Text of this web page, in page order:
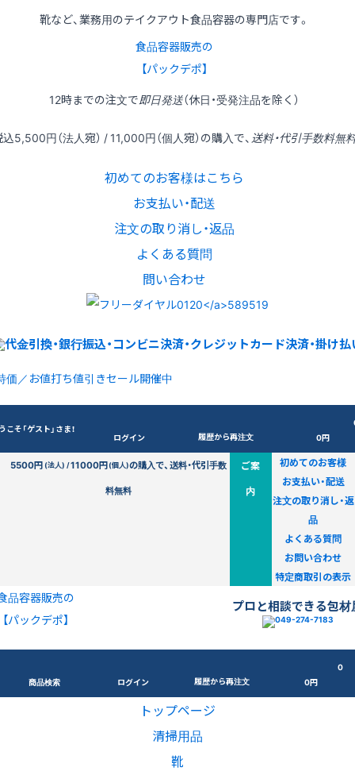
靴など、業務用のテイクアウト食品容器の専門店です。
食品容器販売の
【パックデポ】
12時までの注文で即日発送（休日・受発注品を除く）
込5,500円（法人宛） / 11,000円（個人宛）の購入で、 送料・代引手数料無
初めてのお客様はこちら
お支払い・配送
注文の取り消し・返品
よくある質問
問い合わせ
価／お値打ち値引きセール開催中
こそ「ゲスト」さま！
ログイン 履歴から再注文
0円
5500円(法人) /11000円(個人)の購入で、送料・代引手数
料無料
ご案
内
初めてのお客様
お支払い・配送
注文の取り消し・返
品
よくある質問
お問い合わせ
特定商取引の表示
品容器販売の
【パックデポ】
プロと相談できる包材
商品検索 ログイン 履歴から再注文
0
0円
トップページ
清掃用品
靴